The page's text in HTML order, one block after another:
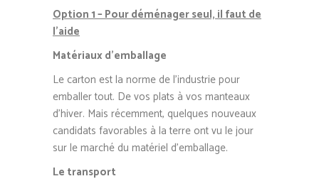
Option 1 – Pour déménager seul, il faut de
l’aide
Matériaux d’emballage
Le carton est la norme de l’industrie pour
emballer tout. De vos plats à vos manteaux
d’hiver. Mais récemment, quelques nouveaux
candidats favorables à la terre ont vu le jour
sur le marché du matériel d’emballage.
Le transport